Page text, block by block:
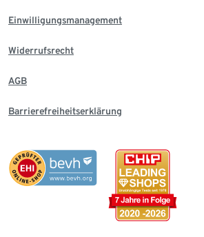
Einwilligungsmanagement
Widerrufsrecht
AGB
Barrierefreiheitserklärung